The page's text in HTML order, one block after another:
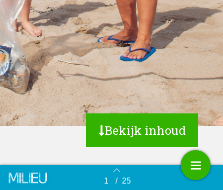
Terug naar overzicht 1 / 25
Bekijk inhoud